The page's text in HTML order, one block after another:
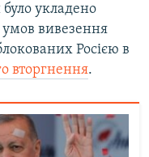
укладено
умов вивезення
Росією в
вторгнення.